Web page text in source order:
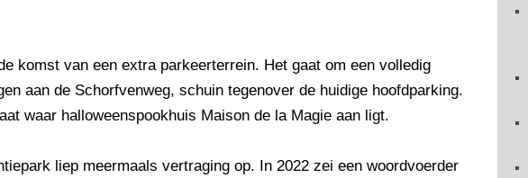
komst van een extra parkeerterrein. Het gaat om een volledig
aan de Schorfvenweg, schuin tegenover de huidige hoofdparking.
waar halloweenspookhuis Maison de la Magie aan ligt.
liep meermaals vertraging op. In 2022 zei een woordvoerder